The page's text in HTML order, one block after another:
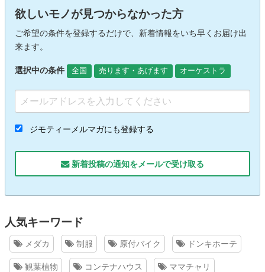
欲しいモノが見つからなかった方
ご希望の条件を登録するだけで、新着情報をいち早くお届け出
来ます。
選択中の条件 全国 売ります・あげます オーケストラ
ジモティーメルマガにも登録する
新着投稿の通知をメールで受け取る
人気キーワード
メダカ 制服 原付バイク ドンキホーテ
観葉植物 コンテナハウス ママチャリ